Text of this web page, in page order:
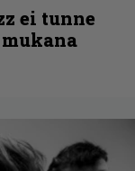
ei tunne